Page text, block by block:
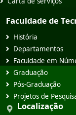
Faculdade de
História
Departamentos
Faculdade em
Graduação
Pós-Graduação
Projetos de
Localização